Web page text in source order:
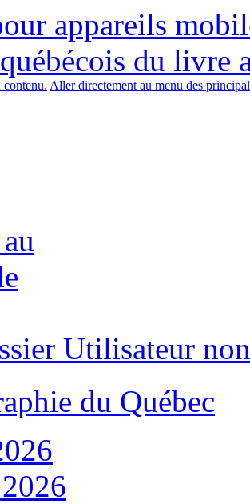
appareils
du livre
Aller directement au menu des
Utilisateur
du Québec